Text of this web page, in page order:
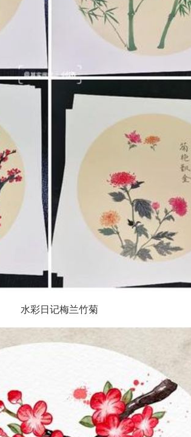
水彩日记梅兰竹菊